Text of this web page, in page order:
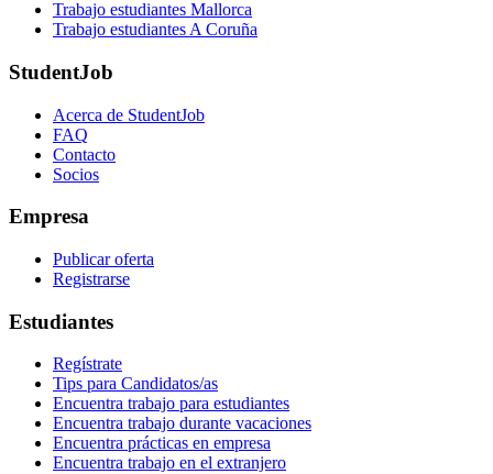
Trabajo estudiantes Mallorca
Trabajo estudiantes A Coruña
StudentJob
Acerca de StudentJob
FAQ
Contacto
Socios
Empresa
Publicar oferta
Registrarse
Estudiantes
Regístrate
Tips para Candidatos/as
Encuentra trabajo para estudiantes
Encuentra trabajo durante vacaciones
Encuentra prácticas en empresa
Encuentra trabajo en el extranjero